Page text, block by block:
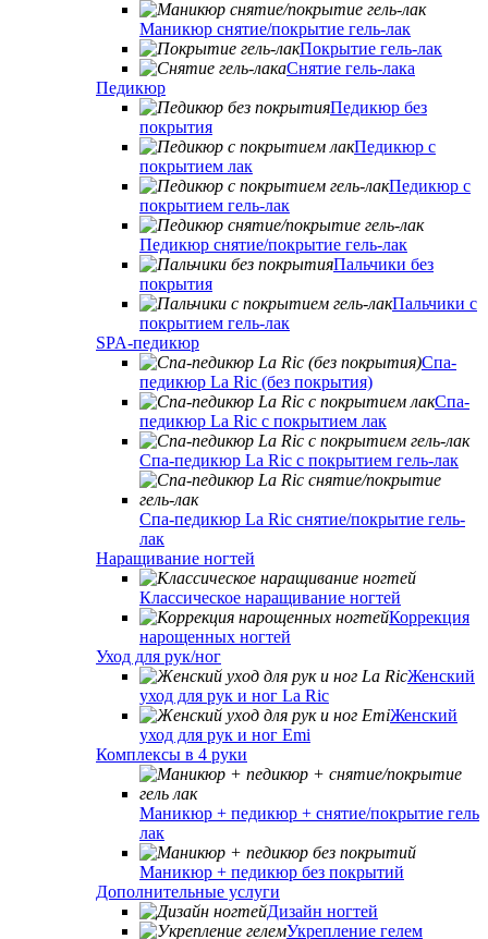
Маникюр снятие/покрытие гель-лак
Покрытие гель-лак
Снятие гель-лака
Педикюр
Педикюр без
покрытия
Педикюр с
покрытием лак
Педикюр с
покрытием гель-лак
Педикюр снятие/покрытие гель-лак
Пальчики без
покрытия
Пальчики с
покрытием гель-лак
SPA-педикюр
Спа-
педикюр La Ric (без покрытия)
Спа-
педикюр La Ric с покрытием лак
Спа-педикюр La Ric с покрытием гель-лак
Спа-педикюр La Ric снятие/покрытие гель-
лак
Наращивание ногтей
Классическое наращивание ногтей
Коррекция
нарощенных ногтей
Уход для рук/ног
Женский
уход для рук и ног La Ric
Женский
уход для рук и ног Emi
Комплексы в 4 руки
Маникюр + педикюр + снятие/покрытие гель
лак
Маникюр + педикюр без покрытий
Дополнительные услуги
Дизайн ногтей
Укрепление гелем